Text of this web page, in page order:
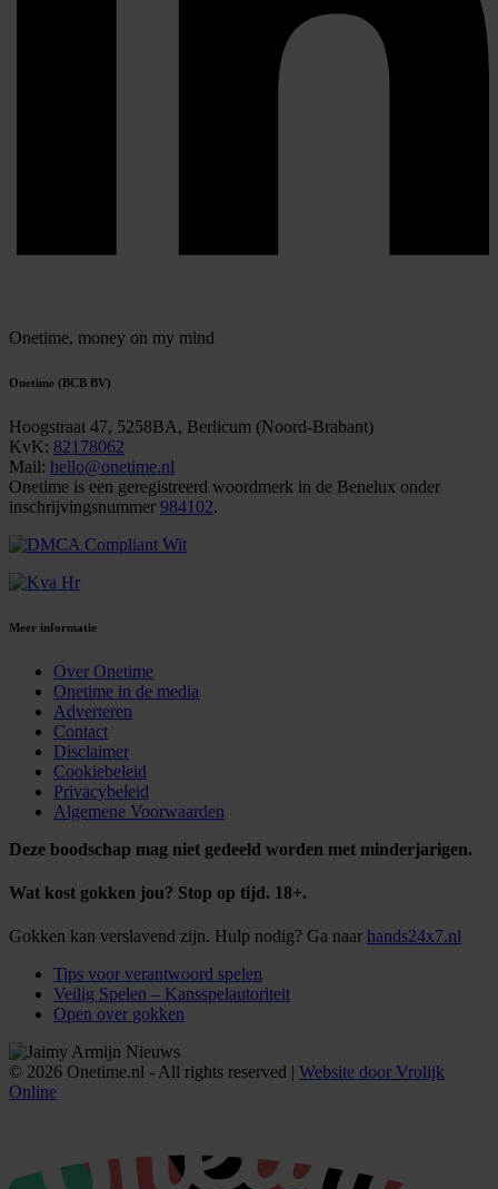
Onetime, money on my mind
Onetime (BCB BV)
Hoogstraat 47, 5258BA, Berlicum (Noord-Brabant)
KvK: 82178062
Mail: hello@onetime.nl
Onetime is een geregistreerd woordmerk in de Benelux onder
inschrijvingsnummer 984102.
Meer informatie
Over Onetime
Onetime in de media
Adverteren
Contact
Disclaimer
Cookiebeleid
Privacybeleid
Algemene Voorwaarden
Deze boodschap mag niet gedeeld worden met minderjarigen.
Wat kost gokken jou? Stop op tijd. 18+.
Gokken kan verslavend zijn. Hulp nodig? Ga naar hands24x7.nl
Tips voor verantwoord spelen
Veilig Spelen – Kansspelautoriteit
Open over gokken
© 2026 Onetime.nl - All rights reserved | Website door Vrolijk
Online